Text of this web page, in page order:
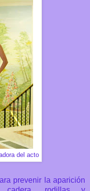
del acto
prevenir la aparición